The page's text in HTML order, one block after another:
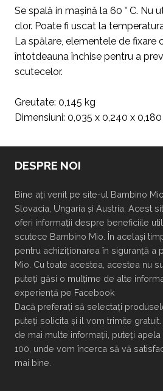
Se spală in mașină la 60 ° C. Nu
clor. Poate fi uscat la
La spălare, elementele de fixare
întotdeauna închise pentru a
scutecelor.
Greutate: 0,145 kg
Dimensiuni: 0,035 x 0,240 x 0,180
DESPRE NOI
Bine ați venit pe site-ul Bambino
Slovacia, Ungaria și Austria. Acest
oferi informații despre beneficiile
scutece Bambino Mio. În același
pentru achiziționarea în siguranță a
Mio. Cu toate acestea, acestea nu
puteți găsi o mulțime de alte
experiență pe Facebook
Dacă preferați să selectați
puteți solicita și il vom trimite
de mai multe informații, puteți
100, unde vom încerca să vă
mai bine.